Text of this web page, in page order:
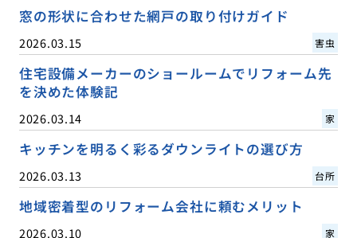
窓の形状に合わせた網戸の取り付けガイド
2026.03.15 害虫
住宅設備メーカーのショールームでリフォーム先
を決めた体験記
2026.03.14 家
キッチンを明るく彩るダウンライトの選び方
2026.03.13 台所
地域密着型のリフォーム会社に頼むメリット
2026.03.10 家